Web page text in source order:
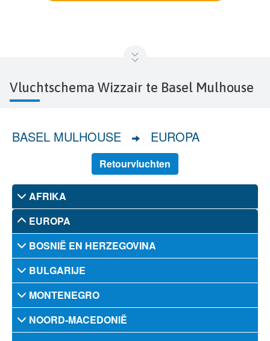
Vluchtschema Wizzair te Basel Mulhouse